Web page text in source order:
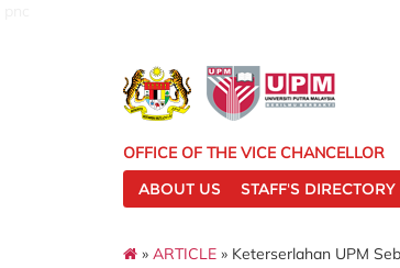
OFFICE OF THE VICE CHANCELLOR
ABOUT US
STAFF'S DIRECTORY
» ARTICLE » Keterserlahan UPM